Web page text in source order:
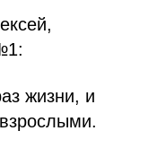
жизни, и